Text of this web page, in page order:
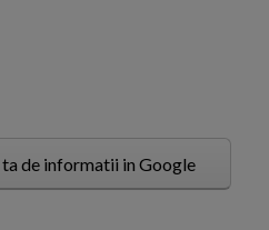
ta de informatii in Google